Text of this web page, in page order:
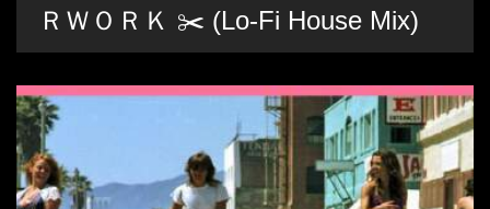
ＲＷＯＲＫ ✂️ (Lo-Fi House Mix)